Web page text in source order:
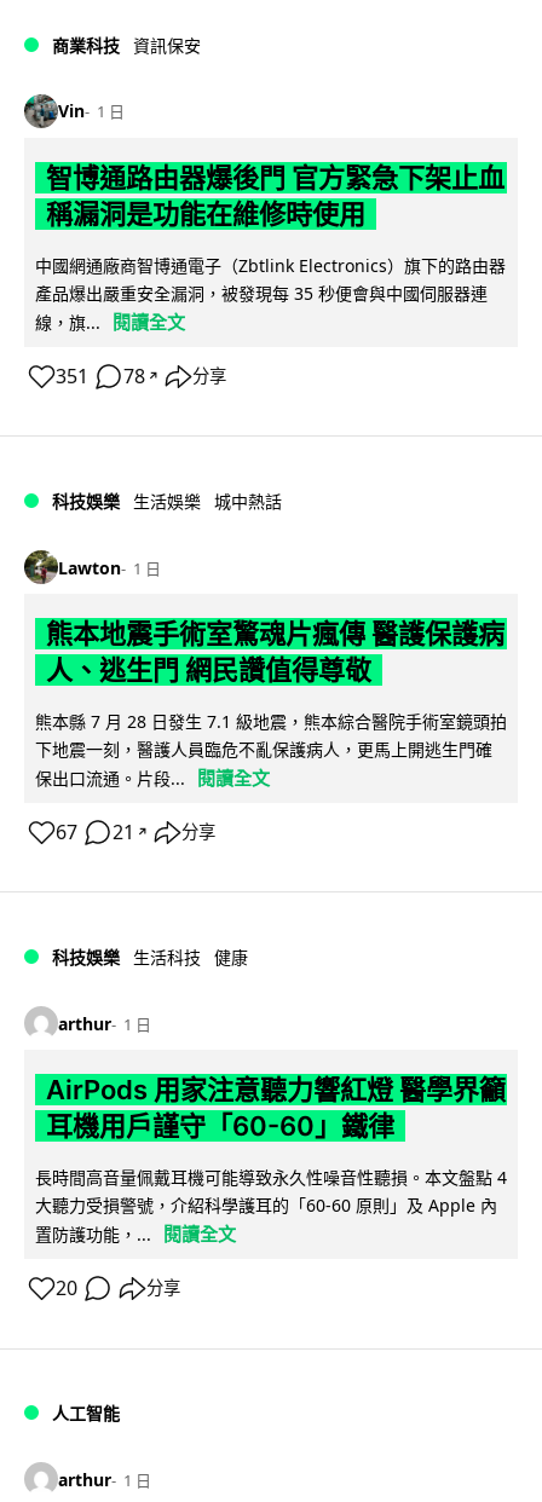
商業科技 資訊保安
Vin 1 日
智博通路由器爆後門 官方緊急下架止血
稱漏洞是功能在維修時使用
中國網通廠商智博通電子（Zbtlink Electronics）旗下的路由器
產品爆出嚴重安全漏洞，被發現每 35 秒便會與中國伺服器連
線，旗...
閱讀全文
351 78 ↗ 分享
科技娛樂 生活娛樂 城中熱話
Lawton 1 日
熊本地震手術室驚魂片瘋傳 醫護保護病
人、逃生門 網民讚值得尊敬
熊本縣 7 月 28 日發生 7.1 級地震，熊本綜合醫院手術室鏡頭拍
下地震一刻，醫護人員臨危不亂保護病人，更馬上開逃生門確
保出口流通。片段...
閱讀全文
67 21 ↗ 分享
科技娛樂 生活科技 健康
arthur 1 日
AirPods 用家注意聽力響紅燈 醫學界籲
耳機用戶謹守「60-60」鐵律
長時間高音量佩戴耳機可能導致永久性噪音性聽損。本文盤點 4
大聽力受損警號，介紹科學護耳的「60-60 原則」及 Apple 內
置防護功能，...
閱讀全文
20 分享
人工智能
arthur 1 日